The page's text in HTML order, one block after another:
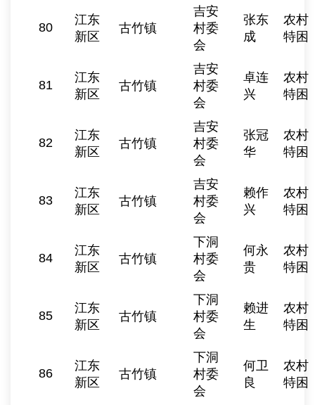
80
江东
新区
古竹镇
吉安
村委
会
张东
成
农村
特困
81
江东
新区
古竹镇
吉安
村委
会
卓连
兴
农村
特困
82
江东
新区
古竹镇
吉安
村委
会
张冠
华
农村
特困
83
江东
新区
古竹镇
吉安
村委
会
赖作
兴
农村
特困
84
江东
新区
古竹镇
下洞
村委
会
何永
贵
农村
特困
85
江东
新区
古竹镇
下洞
村委
会
赖进
生
农村
特困
86
江东
新区
古竹镇
下洞
村委
会
何卫
良
农村
特困